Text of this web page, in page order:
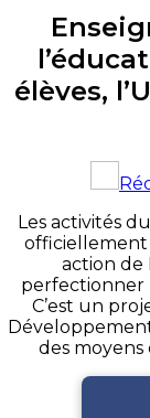
élèves,
Les activités
officiellement
action de
perfectionner
C’est un
des